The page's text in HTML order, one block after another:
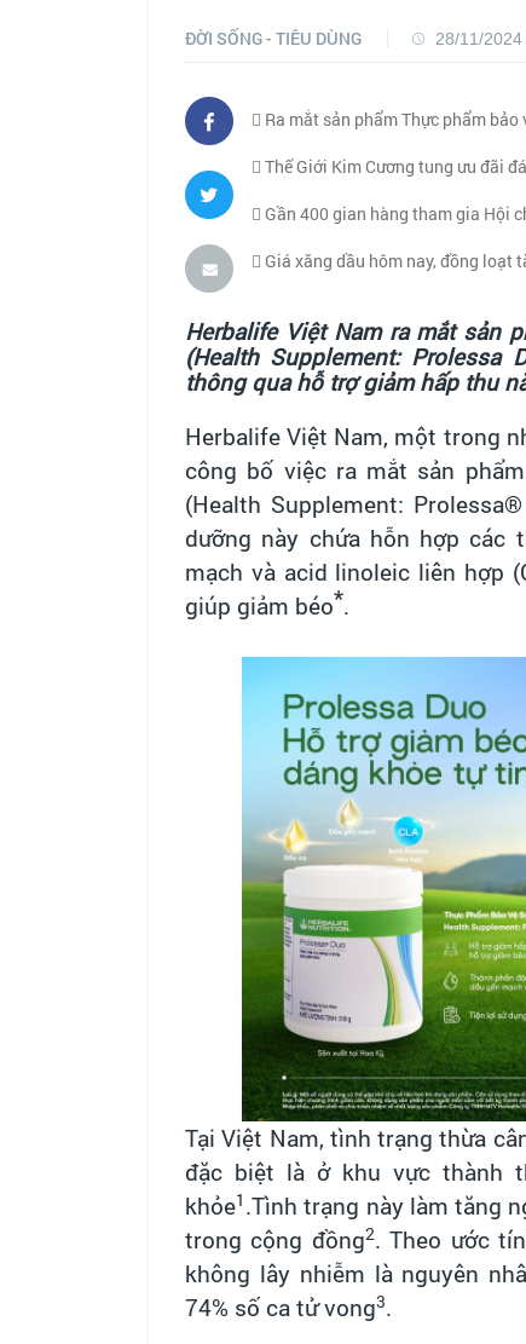
ĐỜI SỐNG - TIÊU DÙNG 28/11/
Ra mắt sản phẩm Thực phẩm
Thế Giới Kim Cương tung ưu đãi
Gần 400 gian hàng tham gia Hội
Giá xăng dầu hôm nay, đồng loạt
Herbalife Việt Nam ra mắt sản
(Health Supplement: Prolessa
thông quahỗ trợ giảm hấp thu
Herbalife Việt Nam, một trong
công bố việc ra mắt sản
(Health Supplement:
dưỡng này chứa hỗn hợp các
mạch và acid linoleic liên hợp
giúp giảm béo*.
Tại Việt Nam, tình trạng thừa
đặc biệt là ở khu vực thành
khỏe1 .Tình trạng này làm tăng
trong cộng đồng2. Theo ước
không lây nhiễm là nguyên
74% số ca tử vong3.